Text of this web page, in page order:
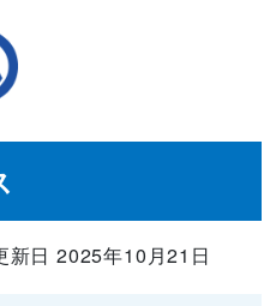
新日 2025年10月21日